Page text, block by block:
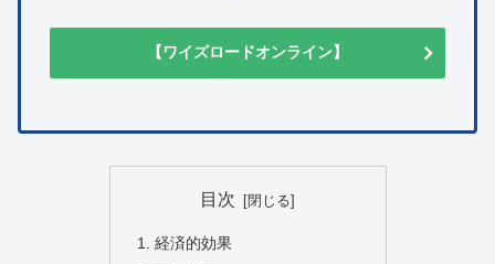
【ワイズロードオンライン】
目次
経済的効果